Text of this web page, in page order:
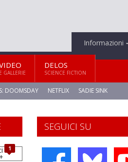
Informazioni
E GALLERIE
DELOS
SCIENCE FICTION
DOOMSDAY NETFLIX SADIE SINK
SEGUICI SU
1